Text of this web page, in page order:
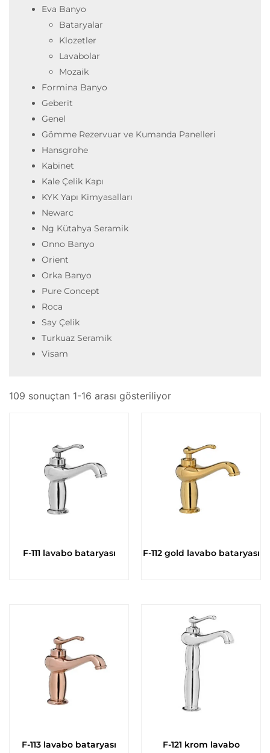
Eva Banyo
Bataryalar
Klozetler
Lavabolar
Mozaik
Formina Banyo
Geberit
Genel
Gömme Rezervuar ve Kumanda Panelleri
Hansgrohe
Kabinet
Kale Çelik Kapı
KYK Yapı Kimyasalları
Newarc
Ng Kütahya Seramik
Onno Banyo
Orient
Orka Banyo
Pure Concept
Roca
Say Çelik
Turkuaz Seramik
Visam
109 sonuçtan 1-16 arası gösteriliyor
F-111 lavabo bataryası F-112 gold lavabo bataryası
F-113 lavabo bataryası
F-121 krom lavabo